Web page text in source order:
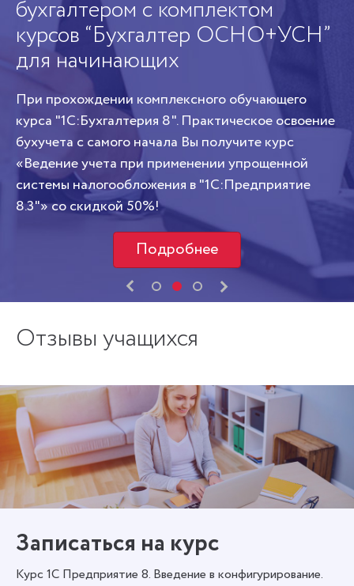
бухгалтером с комплектом
курсов “Бухгалтер ОСНО+УСН”
для начинающих
При прохождении комплексного обучающего
курса "1С:Бухгалтерия 8". Практическое освоение
бухучета с самого начала Вы получите курс
«Ведение учета при применении упрощенной
системы налогообложения в "1С:Предприятие
8.3"» со скидкой 50%!
Подробнее
Отзывы учащихся
Записаться на курс
Курс 1С Предприятие 8. Введение в конфигурирование.